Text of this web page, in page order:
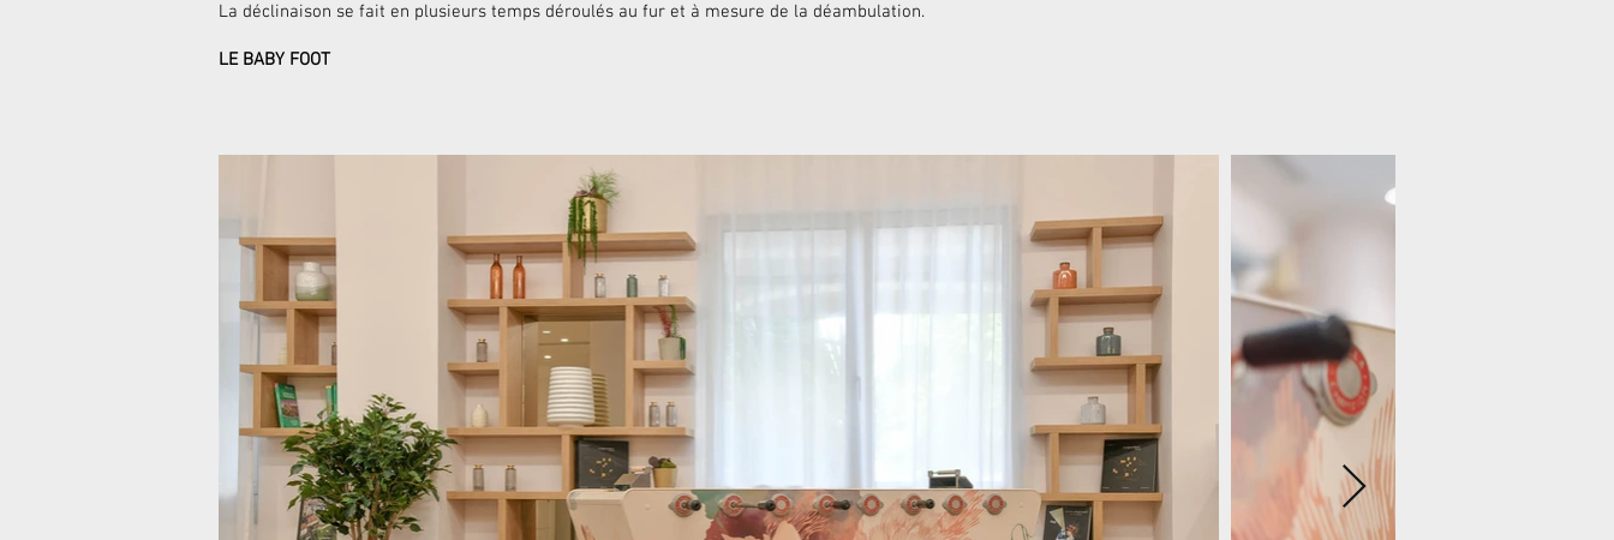
La déclinaison se fait en plusieurs temps déroulés au fur et à mesure de la déambulation.
LE BABY FOOT